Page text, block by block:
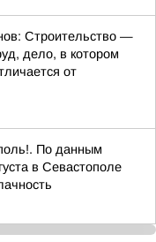
Строительство —
дело, в котором
от
По данным
в Севастополе